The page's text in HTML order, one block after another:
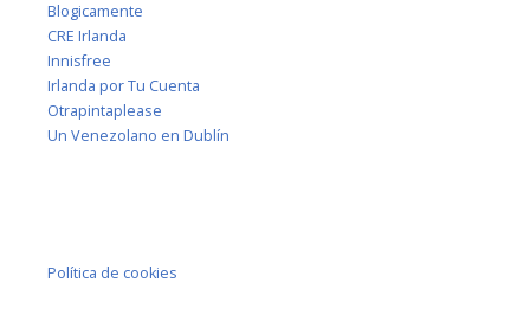
Blogicamente
CRE Irlanda
Innisfree
Irlanda por Tu Cuenta
Otrapintaplease
Un Venezolano en Dublín
Política de cookies